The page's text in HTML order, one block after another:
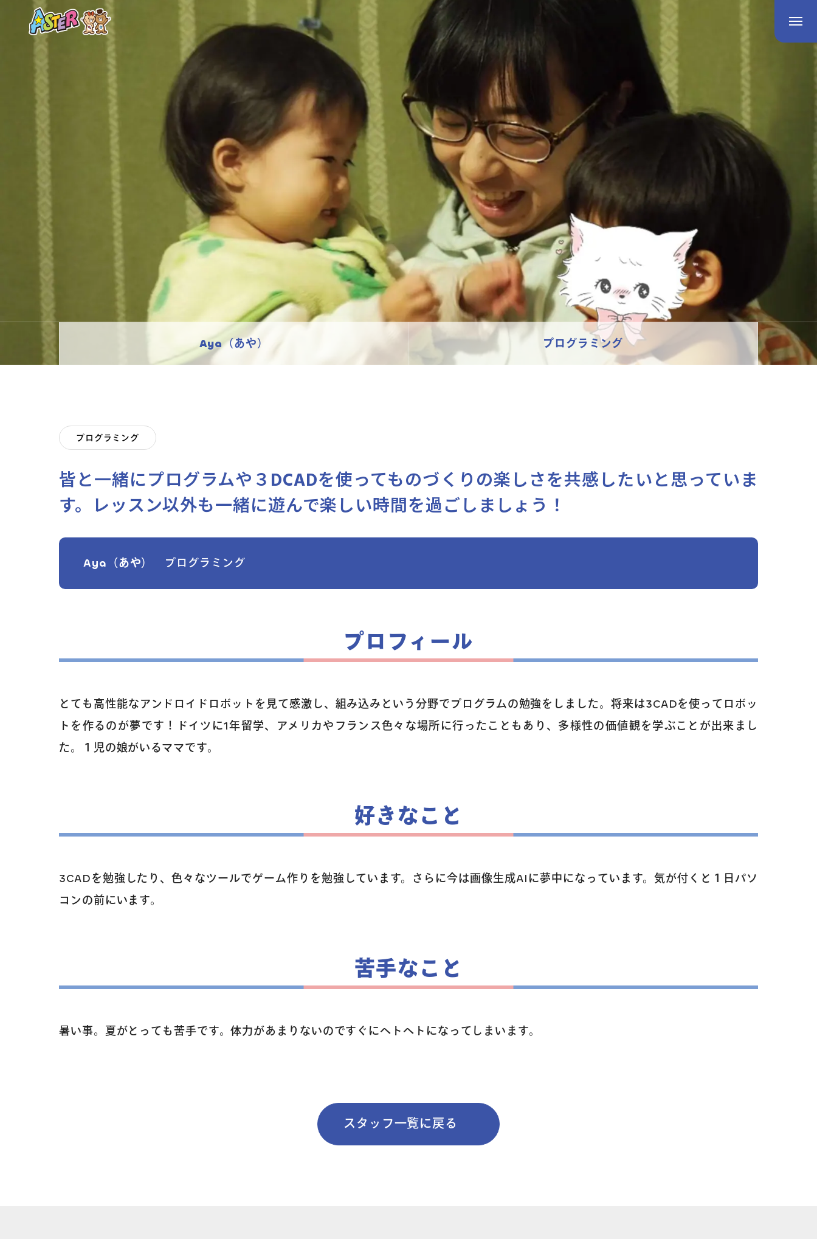
トップページ
コース案内
学童保育
ラボ
生徒・保護者の声
アクセス
お問い合わせ
Aya（あや） プログラミング
プログラミング
皆と一緒にプログラムや３DCADを使ってものづくりの楽しさを共感したいと思っていま
す。レッスン以外も一緒に遊んで楽しい時間を過ごしましょう！
Aya（あや） プログラミング
プロフィール
とても高性能なアンドロイドロボットを見て感激し、組み込みという分野でプログラムの勉強をしました。将来は3CADを使ってロボッ
トを作るのが夢です！ドイツに1年留学、アメリカやフランス色々な場所に行ったこともあり、多様性の価値観を学ぶことが出来まし
た。１児の娘がいるママです。
好きなこと
3CADを勉強したり、色々なツールでゲーム作りを勉強しています。さらに今は画像生成AIに夢中になっています。気が付くと１日パソ
コンの前にいます。
苦手なこと
暑い事。夏がとっても苦手です。体力があまりないのですぐにヘトヘトになってしまいます。
スタッフ一覧に戻る